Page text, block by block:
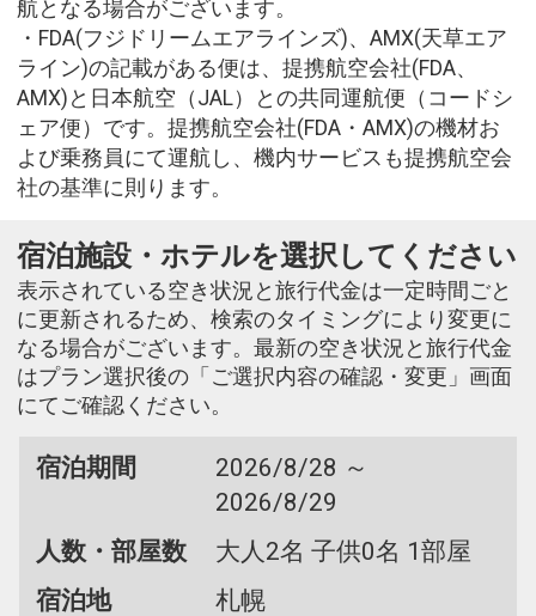
航となる場合がございます。
・FDA(フジドリームエアラインズ)、AMX(天草エア
ライン)の記載がある便は、提携航空会社(FDA、
AMX)と日本航空（JAL）との共同運航便（コードシ
ェア便）です。提携航空会社(FDA・AMX)の機材お
よび乗務員にて運航し、機内サービスも提携航空会
社の基準に則ります。
宿泊施設・ホテルを選択してください
表示されている空き状況と旅行代金は一定時間ごと
に更新されるため、検索のタイミングにより変更に
なる場合がございます。最新の空き状況と旅行代金
はプラン選択後の「ご選択内容の確認・変更」画面
にてご確認ください。
宿泊期間
2026/8/28 ～
2026/8/29
人数・部屋数
大人2名 子供0名 1部屋
宿泊地
札幌